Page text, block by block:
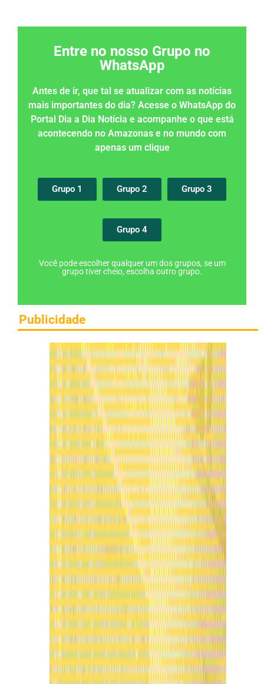
Entre no nosso Grupo no
WhatsApp
Antes de ir, que tal se atualizar com as notícias
mais importantes do dia? Acesse o WhatsApp do
Portal Dia a Dia Notícia e acompanhe o que está
acontecendo no Amazonas e no mundo com
apenas um clique
Grupo 1 Grupo 2 Grupo 3
Grupo 4
Você pode escolher qualquer um dos grupos, se um
grupo tiver cheio, escolha outro grupo.
Publicidade